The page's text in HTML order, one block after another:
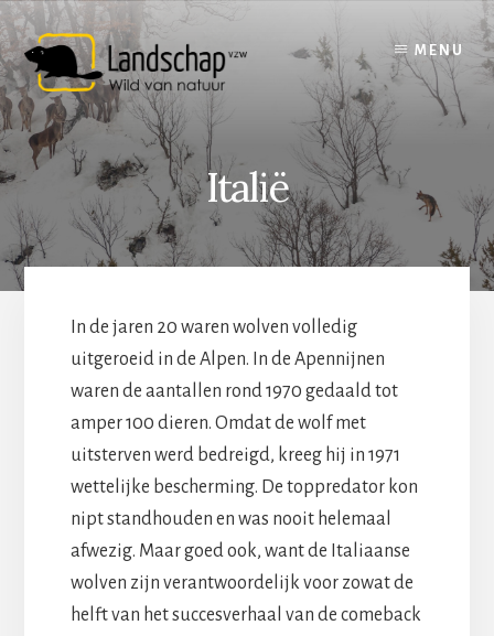
Skip
to
content
MENU
Italië
In de jaren 20 waren wolven volledig
uitgeroeid in de Alpen. In de Apennijnen
waren de aantallen rond 1970 gedaald tot
amper 100 dieren. Omdat de wolf met
uitsterven werd bedreigd, kreeg hij in 1971
wettelijke bescherming. De toppredator kon
nipt standhouden en was nooit helemaal
afwezig. Maar goed ook, want de Italiaanse
wolven zijn verantwoordelijk voor zowat de
helft van het succesverhaal van de comeback